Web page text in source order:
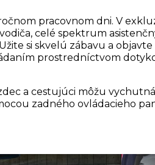
pracovnom dni. V
celé spektrum
si skvelú zábavu a
prostredníctvom
a cestujúci môžu
zadného ovládacieho